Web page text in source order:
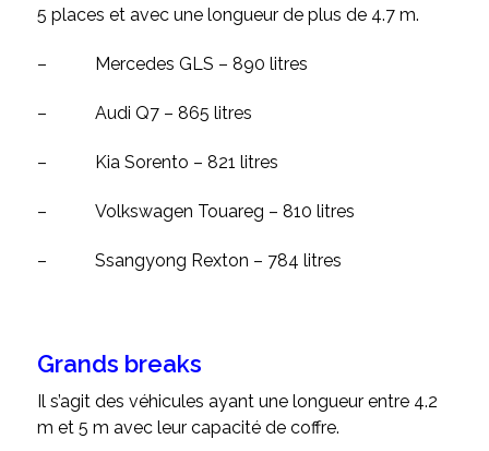
5 places et avec une longueur de plus de 4.7 m.
– Mercedes GLS – 890 litres
– Audi Q7 – 865 litres
– Kia Sorento – 821 litres
– Volkswagen Touareg – 810 litres
– Ssangyong Rexton – 784 litres
Grands breaks
Il s’agit des véhicules ayant une longueur entre 4.2
m et 5 m avec leur capacité de coffre.